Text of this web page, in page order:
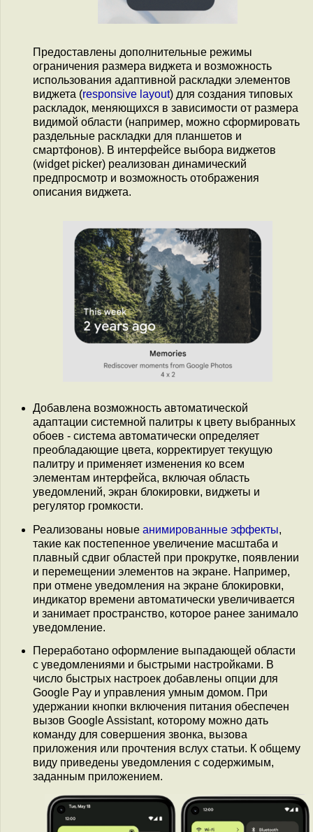
Предоставлены дополнительные режимы
ограничения размера виджета и возможность
использования адаптивной раскладки элементов
виджета (responsive layout) для создания типовых
раскладок, меняющихся в зависимости от размера
видимой области (например, можно сформировать
раздельные раскладки для планшетов и
смартфонов). В интерфейсе выбора виджетов
(widget picker) реализован динамический
предпросмотр и возможность отображения
описания виджета.
Добавлена возможность автоматической
адаптации системной палитры к цвету выбранных
обоев - система автоматически определяет
преобладающие цвета, корректирует текущую
палитру и применяет изменения ко всем
элементам интерфейса, включая область
уведомлений, экран блокировки, виджеты и
регулятор громкости.
Реализованы новые анимированные эффекты,
такие как постепенное увеличение масштаба и
плавный сдвиг областей при прокрутке, появлении
и перемещении элементов на экране. Например,
при отмене уведомления на экране блокировки,
индикатор времени автоматически увеличивается
и занимает пространство, которое ранее занимало
уведомление.
Переработано оформление выпадающей области
с уведомлениями и быстрыми настройками. В
число быстрых настроек добавлены опции для
Google Pay и управления умным домом. При
удержании кнопки включения питания обеспечен
вызов Google Assistant, которому можно дать
команду для совершения звонка, вызова
приложения или прочтения вслух статьи. К общему
виду приведены уведомления с содержимым,
заданным приложением.